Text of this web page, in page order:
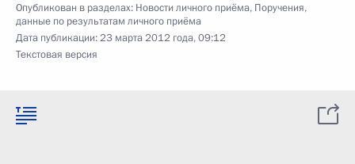
Опубликован в разделах: Новости личного приёма, Поручения,
данные по результатам личного приёма
Дата публикации:23 марта 2012 года, 09:12
Текстовая версия